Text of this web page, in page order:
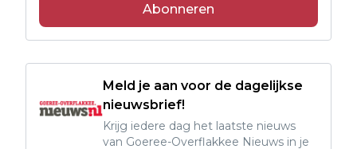
Abonneren
Meld je aan voor de dagelijkse
nieuwsbrief!
Krijg iedere dag het laatste nieuws
van Goeree-Overflakkee Nieuws in je